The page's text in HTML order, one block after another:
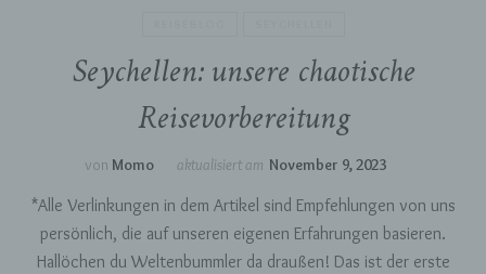
Seychellen: unsere chaotische
Reisevorbereitung
von Momo aktualisiert am November 9, 2023
*Alle Verlinkungen in dem Artikel sind Empfehlungen von uns
persönlich, die auf unseren eigenen Erfahrungen basieren.
Hallöchen du Weltenbummler da draußen! Das ist der erste